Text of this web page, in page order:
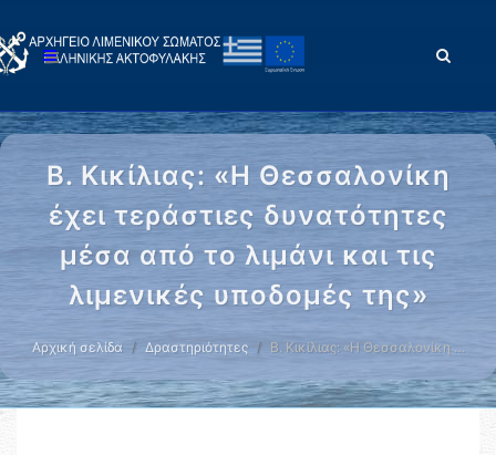
Β. Κικίλιας: «Η Θεσσαλονίκη
έχει τεράστιες δυνατότητες
μέσα από το λιμάνι και τις
λιμενικές υποδομές της»
Αρχική σελίδα Δραστηριότητες Β. Κικίλιας: «Η Θεσσαλονίκη …